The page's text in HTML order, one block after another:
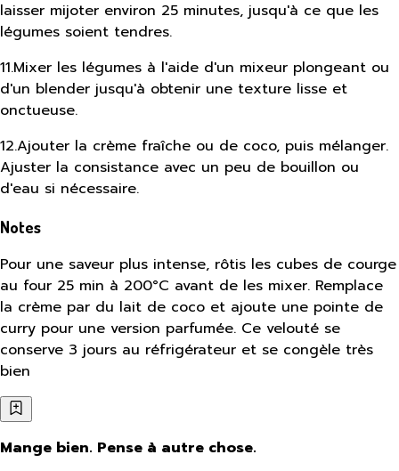
laisser mijoter environ 25 minutes, jusqu'à ce que les
légumes soient tendres.
11.Mixer les légumes à l'aide d'un mixeur plongeant ou
d'un blender jusqu'à obtenir une texture lisse et
onctueuse.
12.Ajouter la crème fraîche ou de coco, puis mélanger.
Ajuster la consistance avec un peu de bouillon ou
d'eau si nécessaire.
Notes
Pour une saveur plus intense, rôtis les cubes de courge
au four 25 min à 200°C avant de les mixer. Remplace
la crème par du lait de coco et ajoute une pointe de
curry pour une version parfumée. Ce velouté se
conserve 3 jours au réfrigérateur et se congèle très
bien
Mange bien. Pense à autre chose.